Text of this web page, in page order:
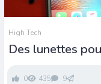
High Tech
Des lunettes
0 435 9